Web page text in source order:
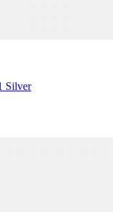
Silver